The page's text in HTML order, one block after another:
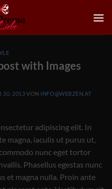
with Images
30, 2013 VON INFO@WEBZEN.AT
adipiscing elit. In
magna, iaculis ut purus ut,
nunc eget tortor
Phasellus egestas nunc
et magna nulla. Proin ante